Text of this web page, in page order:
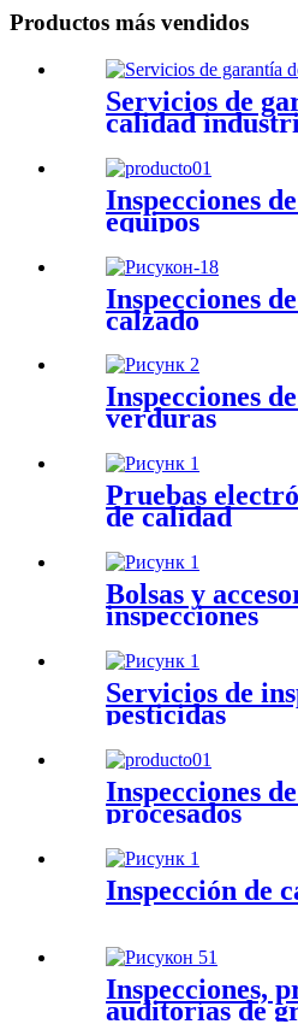
Productos más vendidos
Servicios de
calidad
Inspecciones
equipos
Inspecciones
calzado
Inspecciones
verduras
Pruebas
de calidad
Bolsas y
inspecciones
Servicios de
pesticidas
Inspecciones
procesados
Inspección de
Inspecciones,
auditorías de